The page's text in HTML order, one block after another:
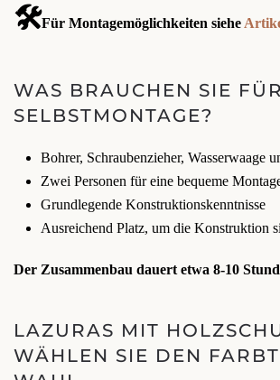
🛠️Für Montagemöglichkeiten siehe
WAS BRAUCHEN SIE
SELBSTMONTAGE?
Bohrer, Schraubenzieher, Wasserwaage
Zwei Personen für eine bequeme
Grundlegende Konstruktionskenntnisse
Ausreichend Platz, um die Konstruktion
Der Zusammenbau dauert etwa 8-10
LAZURAS MIT
WÄHLEN SIE DEN